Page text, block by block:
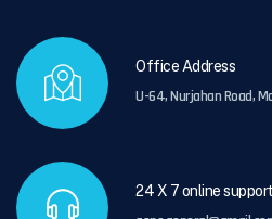
Office Address
U-64, Nurjahan Road,
24 X 7 online support